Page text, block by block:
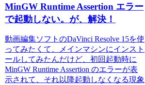
MinGW Runtime Assertion エラー
で起動しない。が、解決！
動画編集ソフトのDaVinci Resolve 15を使
ってみたくて、メインマシンにインスト
ールしてみたんだけど、初回起動時に
MinGW Runtime Assertion のエラーが表
示されて、それ以降起動しなくなる現象